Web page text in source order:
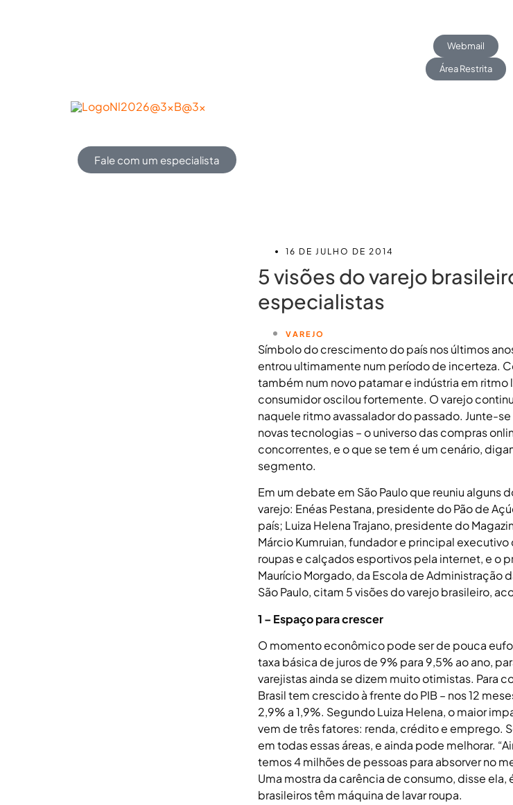
Webmail
Área Restrita
Fale com um especialista
16 DE JULHO DE 2014
5 visões do varejo
especialistas
VAREJO
Símbolo do crescimento do país nos últimos
entrou ultimamente num período de incerteza.
também num novo patamar e indústria em
consumidor oscilou fortemente. O varejo
naquele ritmo avassalador do passado. Junte-
novas tecnologias – o universo das compras
concorrentes, e o que se tem é um cenário,
segmento.
Em um debate em São Paulo que reuniu alguns
varejo: Enéas Pestana, presidente do Pão de
país; Luiza Helena Trajano, presidente do
Márcio Kumruian, fundador e principal executivo
roupas e calçados esportivos pela internet, e o
Maurício Morgado, da Escola de Administração
São Paulo, citam 5 visões do varejo brasileiro,
1 – Espaço para crescer
O momento econômico pode ser de pouca
taxa básica de juros de 9% para 9,5% ao ano,
varejistas ainda se dizem muito otimistas. Para
Brasil tem crescido à frente do PIB – nos 12
2,9% a 1,9%. Segundo Luiza Helena, o maior
vem de três fatores: renda, crédito e emprego.
em todas essas áreas, e ainda pode melhorar.
temos 4 milhões de pessoas para absorver no
Uma mostra da carência de consumo, disse ela,
brasileiros têm máquina de lavar roupa.